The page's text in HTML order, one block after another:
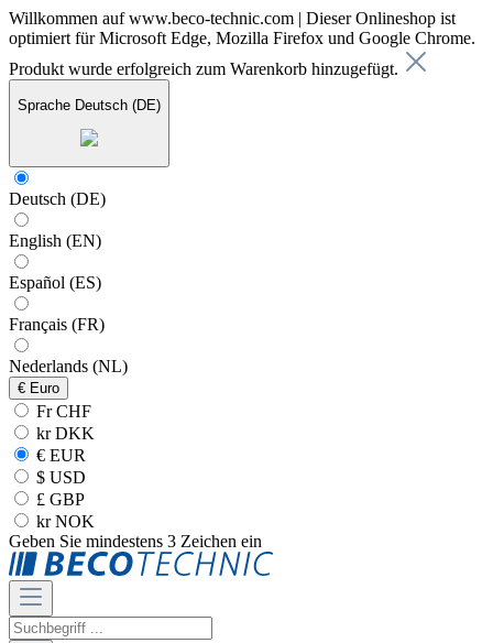
Willkommen auf www.beco-technic.com | Dieser Onlineshop ist
optimiert für Microsoft Edge, Mozilla Firefox und Google Chrome.
Produkt wurde erfolgreich zum Warenkorb hinzugefügt.
Sprache Deutsch (DE)
Deutsch (DE)
English (EN)
Español (ES)
Français (FR)
Nederlands (NL)
€ Euro
Fr CHF
kr DKK
€ EUR
$ USD
£ GBP
kr NOK
Geben Sie mindestens 3 Zeichen ein